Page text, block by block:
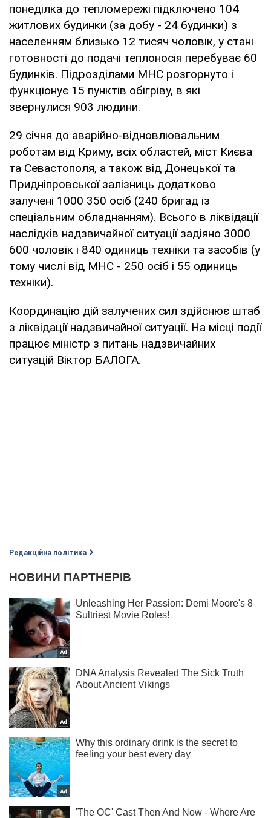
понеділка до тепломережі підключено 104
житлових будинки (за добу - 24 будинки) з
населенням близько 12 тисяч чоловік, у стані
готовності до подачі теплоносія перебуває 60
будинків. Підрозділами МНС розгорнуто і
функціонує 15 пунктів обігріву, в які
звернулися 903 людини.
29 січня до аварійно-відновлювальним
роботам від Криму, всіх областей, міст Києва
та Севастополя, а також від Донецької та
Придніпровської залізниць додатково
залучені 1000 350 осіб (240 бригад із
спеціальним обладнанням). Всього в ліквідації
наслідків надзвичайної ситуації задіяно 3000
600 чоловік і 840 одиниць техніки та засобів (у
тому числі від МНС - 250 осіб і 55 одиниць
техніки).
Координацію дій залучених сил здійснює штаб
з ліквідації надзвичайної ситуації. На місці події
працює міністр з питань надзвичайних
ситуацій Віктор БАЛОГА.
Редакційна політика